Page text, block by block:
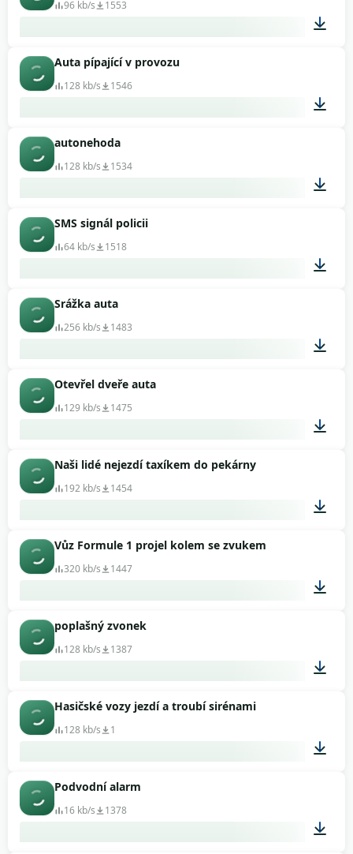
96 kb/s 1553
Auta pípající v provozu
128 kb/s 1546
autonehoda
128 kb/s 1534
SMS signál policii
64 kb/s 1518
Srážka auta
256 kb/s 1483
Otevřel dveře auta
129 kb/s 1475
Naši lidé nejezdí taxíkem do pekárny
192 kb/s 1454
Vůz Formule 1 projel kolem se zvukem
320 kb/s 1447
poplašný zvonek
128 kb/s 1387
Hasičské vozy jezdí a troubí sirénami
128 kb/s 1
Podvodní alarm
16 kb/s 1378